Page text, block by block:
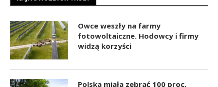
Owce weszły na farmy
fotowoltaiczne. Hodowcy i firmy
widzą korzyści
Polska miała zebrać 100 proc.